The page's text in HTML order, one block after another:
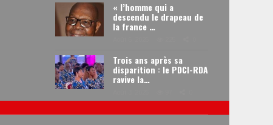
« l’homme qui a
descendu le drapeau de
la france …
Trois ans après sa
disparition : le PDCI-RDA
ravive la…